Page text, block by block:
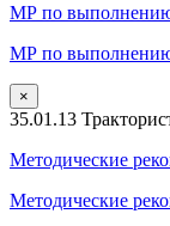
МР по
МР по
×
35.01.13
Методические
Методические